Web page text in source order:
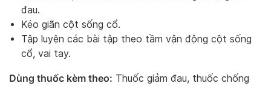
đau.
Kéo giãn cột sống cổ.
Tập luyện các bài tập theo tầm vận động cột sống
cổ, vai tay.
Dùng thuốc kèm theo: Thuốc giảm đau, thuốc chống